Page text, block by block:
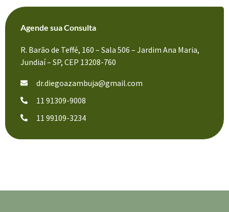
Agende sua Consulta
R. Barão de Teffé, 160 – Sala 506 – Jardim Ana Maria,
Jundiaí – SP, CEP 13208-760
dr.diegoazambuja@gmail.com
11 91309-9008
11 99109-3234